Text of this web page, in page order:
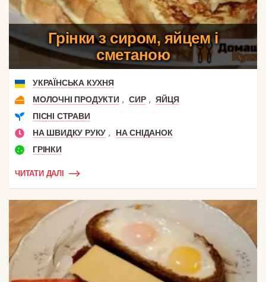
Грінки з сиром, яйцем і
сметаною
УКРАЇНСЬКА КУХНЯ
МОЛОЧНІ ПРОДУКТИ , СИР , ЯЙЦЯ
ПІСНІ СТРАВИ
НА ШВИДКУ РУКУ ,
НА СНІДАНОК
ГРІНКИ
ЧИТАТИ ДАЛІ